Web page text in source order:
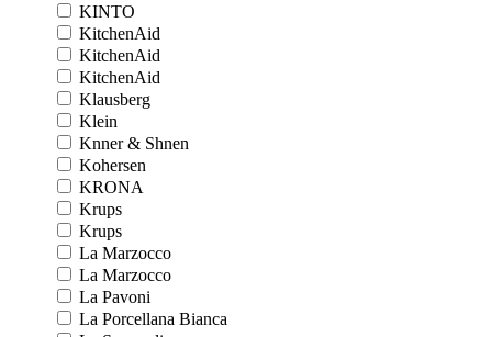
KINTO
KitchenAid
KitchenAid
KitchenAid
Klausberg
Klein
Knner & Shnen
Kohersen
KRONA
Krups
Krups
La Marzocco
La Marzocco
La Pavoni
La Porcellana Bianca